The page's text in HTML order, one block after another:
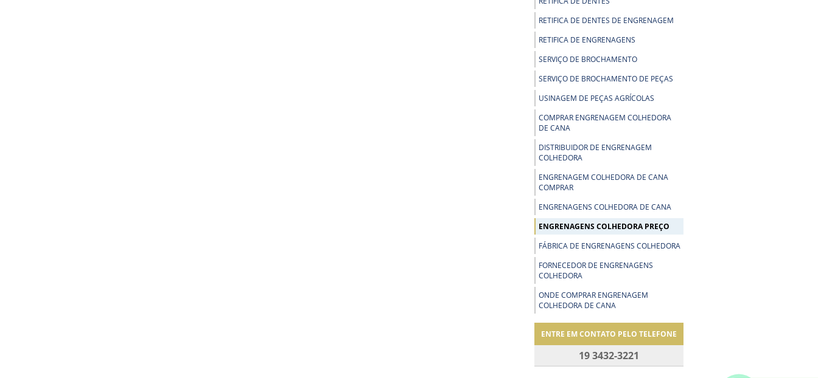
RETIFICA DE DENTES DE ENGRENAGEM
RETIFICA DE ENGRENAGENS
SERVIÇO DE BROCHAMENTO
SERVIÇO DE BROCHAMENTO DE PEÇAS
USINAGEM DE PEÇAS AGRÍCOLAS
COMPRAR ENGRENAGEM COLHEDORA
DE CANA
DISTRIBUIDOR DE ENGRENAGEM
COLHEDORA
ENGRENAGEM COLHEDORA DE CANA
COMPRAR
ENGRENAGENS COLHEDORA DE CANA
ENGRENAGENS COLHEDORA PREÇO
FÁBRICA DE ENGRENAGENS COLHEDORA
FORNECEDOR DE ENGRENAGENS
COLHEDORA
ONDE COMPRAR ENGRENAGEM
COLHEDORA DE CANA
ENTRE EM CONTATO PELO TELEFONE
19 3432-3221